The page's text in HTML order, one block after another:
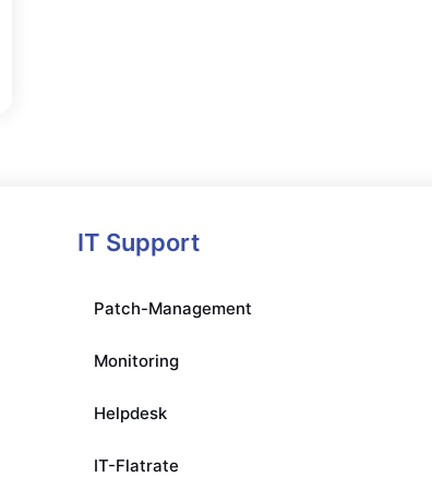
IT Support
Patch-Management
Monitoring
Helpdesk
IT-Flatrate